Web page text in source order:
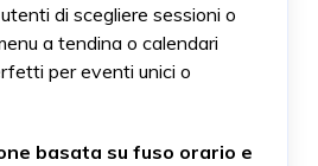
di scegliere sessioni o
a tendina o calendari
per eventi unici o
basata su fuso orario e